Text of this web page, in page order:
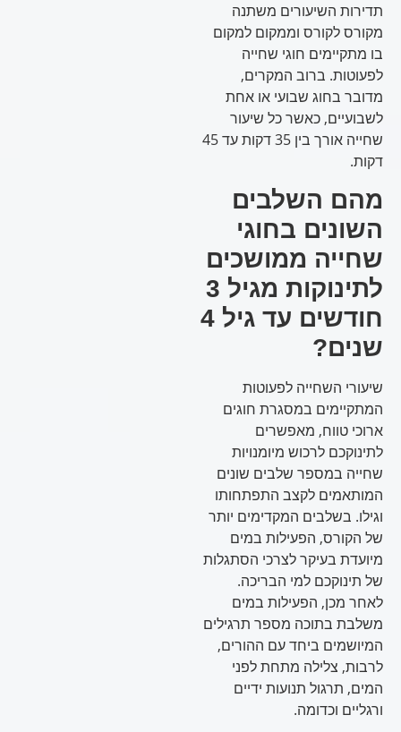
תדירות השיעורים משתנה
מקורס לקורס וממקום למקום
בו מתקיימים חוגי שחייה
לפעוטות. ברוב המקרים,
מדובר בחוג שבועי או אחת
לשבועיים, כאשר כל שיעור
שחייה אורך בין 35 דקות עד 45
דקות.
מהם השלבים
השונים בחוגי
שחייה ממושכים
לתינוקות מגיל 3
חודשים עד גיל 4
שנים?
שיעורי השחייה לפעוטות
המתקיימים במסגרת חוגים
ארוכי טווח, מאפשרים
לתינוקכם לרכוש מיומנויות
שחייה במספר שלבים שונים
המותאמים לקצב התפתחותו
וגילו. בשלבים המקדימים יותר
של הקורס, הפעילות במים
מיועדת בעיקר לצרכי הסתגלות
של תינוקכם למי הבריכה.
לאחר מכן, הפעילות במים
משלבת בתוכה מספר תרגילים
המיושמים ביחד עם ההורים,
לרבות, צלילה מתחת לפני
המים, תרגול תנועות ידיים
ורגליים וכדומה.